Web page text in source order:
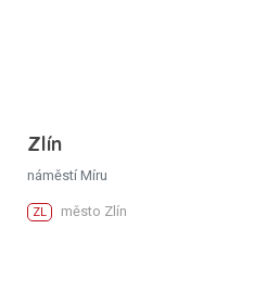
Zlín
náměstí Míru
ZL město Zlín